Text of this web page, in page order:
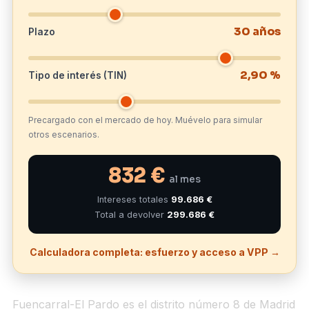
Plazo 30 años
Tipo de interés (TIN) 2,90 %
Precargado con el mercado de hoy. Muévelo para simular
otros escenarios.
832 € al mes
Intereses totales 99.686 €
Total a devolver 299.686 €
Calculadora completa: esfuerzo y acceso a VPP →
Fuencarral-El Pardo es el distrito número 8 de Madrid